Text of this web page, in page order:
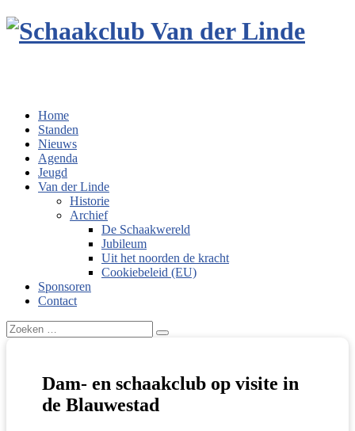
Home
Standen
Nieuws
Agenda
Jeugd
Van der Linde
Historie
Archief
De Schaakwereld
Jubileum
Uit het noorden de kracht
Cookiebeleid (EU)
Sponsoren
Contact
Dam- en schaakclub op visite in
de Blauwestad